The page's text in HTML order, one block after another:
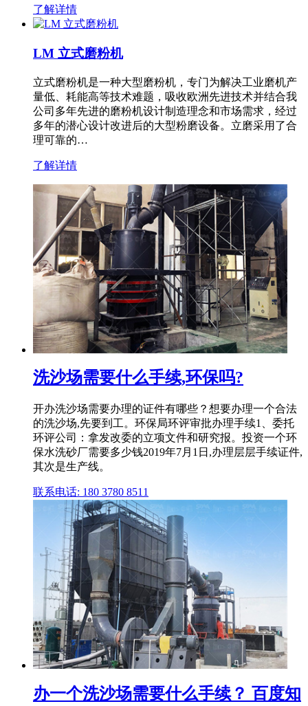
了解详情
LM 立式磨粉机
立式磨粉机是一种大型磨粉机，专门为解决工业磨机产
量低、耗能高等技术难题，吸收欧洲先进技术并结合我
公司多年先进的磨粉机设计制造理念和市场需求，经过
多年的潜心设计改进后的大型粉磨设备。立磨采用了合
理可靠的…
了解详情
洗沙场需要什么手续,环保吗?
开办洗沙场需要办理的证件有哪些？想要办理一个合法
的洗沙场,先要到工。环保局环评审批办理手续1、委托
环评公司：拿发改委的立项文件和研究报。投资一个环
保水洗砂厂需要多少钱2019年7月1日,办理层层手续证件,
其次是生产线。
联系电话: 180 3780 8511
办一个洗沙场需要什么手续？ 百度知